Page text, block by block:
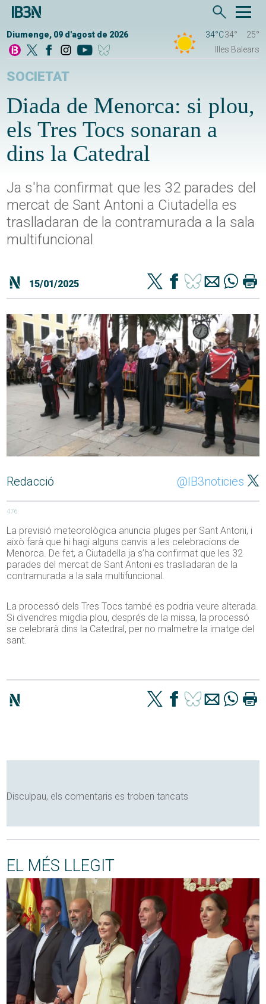
Diumenge, 09 d'agost de 2026 34°C34°
25°
Illes Balears
SOCIETAT
Diada de Menorca: si plou,
els Tres Tocs sonaran a
dins la Catedral
Ja s'ha confirmat que les 32 parades del
mercat de Sant Antoni a Ciutadella es
traslladaran de la contramurada a la sala
multifuncional
15/01/2025
Redacció @IB3noticies
476
La previsió meteorològica anuncia pluges per Sant Antoni, i
això farà que hi hagi alguns canvis a les celebracions de
Menorca. De fet, a Ciutadella ja s’ha confirmat que les 32
parades del mercat de Sant Antoni es traslladaran de la
contramurada a la sala multifuncional.
La processó dels Tres Tocs també es podria veure alterada.
Si divendres migdia plou, després de la missa, la processó
se celebrarà dins la Catedral, per no malmetre la imatge del
sant.
Disculpau, els comentaris es troben tancats
EL MÉS LLEGIT